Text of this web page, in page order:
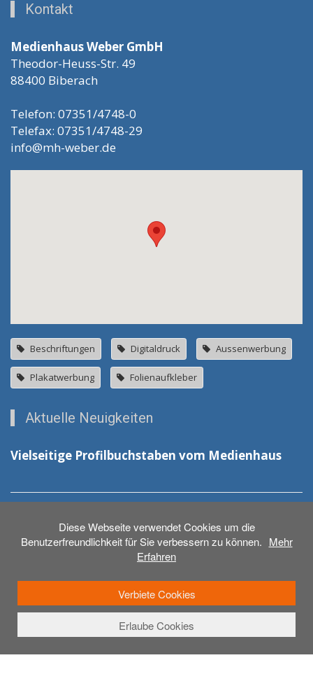
Diese Webseite verwendet Cookies um die
Benutzerfreundlichkeit für Sie verbessern zu können. Mehr
Erfahren
Verbiete Cookies
Erlaube Cookies
Kontakt
Medienhaus Weber GmbH
Theodor-Heuss-Str. 49
88400 Biberach
Telefon: 07351/4748-0
Telefax: 07351/4748-29
info@mh-weber.de
Beschriftungen Digitaldruck Aussenwerbung
Plakatwerbung Folienaufkleber
Aktuelle Neuigkeiten
Vielseitige Profilbuchstaben vom Medienhaus
Neue Schilder für das DRK in Laupheim
© 2026 - Medienhaus Weber GmbH
Beschriftungen
Druck & Werbetechnik